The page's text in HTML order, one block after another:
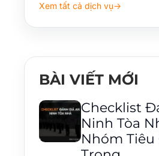
Xem tất cả dịch vụ→
BÀI VIẾT MỚI
Checklist
Ninh Tòa
Nhóm Tiêu